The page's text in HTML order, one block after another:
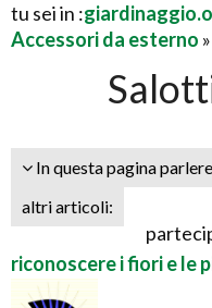
tu sei in :
Accessori da esterno
In questa pagina
altri articoli:
riconoscere i fiori e le